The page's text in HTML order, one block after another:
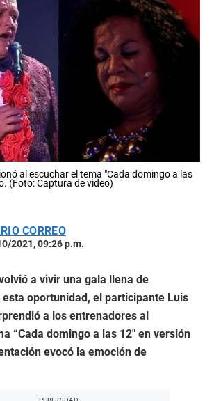
al escuchar el tema "Cada domingo a las
(Foto: Captura de video)
CORREO
2021, 09:26 p.m.
a vivir una gala llena de
oportunidad, el participante Luis
a los entrenadores al
“Cada domingo a las 12″ en versión
evocó la emoción de